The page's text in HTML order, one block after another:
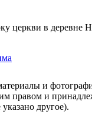
церкви в деревне
и
правом и
другое).